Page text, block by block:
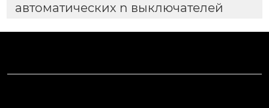
автоматических n выключателей